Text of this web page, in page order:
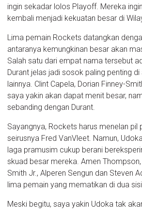
ingin sekadar lolos Playoff. Mereka
kembali menjadi kekuatan besar di
Lima pemain Rockets datangkan
antaranya kemungkinan besar akan
Salah satu dari empat nama tersebut
Durant jelas jadi sosok paling penting
lainnya. Clint Capela, Dorian Finney-
saya yakin akan dapat menit besar,
sebanding dengan Durant.
Sayangnya, Rockets harus menelan pil
seirusnya Fred VanVleet. Namun,
laga pramusim cukup berani
skuad besar mereka. Amen
Smith Jr., Alperen Sengun dan Steven
lima pemain yang mematikan di dua
Meski begitu, saya yakin Udoka tak